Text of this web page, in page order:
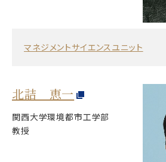
マネジメントサイエンスユニット
北詰 恵一
関西大学環境都市工学部
教授